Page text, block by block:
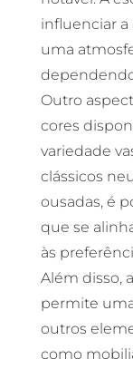
influenciar a
uma
Outro
cores
variedade
clássicos
ousadas, é
que se
às
Além disso,
permite
outros
como